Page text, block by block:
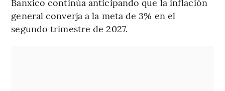
general converja a la meta de 3% en el
segundo trimestre de 2027.